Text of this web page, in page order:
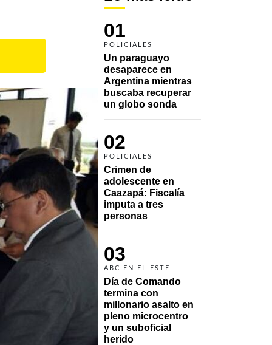
01
POLICIALES
Un paraguayo
desaparece en
Argentina mientras
buscaba recuperar
un globo sonda
02
POLICIALES
Crimen de
adolescente en
Caazapá: Fiscalía
imputa a tres
personas
03
ABC EN EL ESTE
Día de Comando
termina con
millonario asalto en
pleno microcentro
y un suboficial
herido